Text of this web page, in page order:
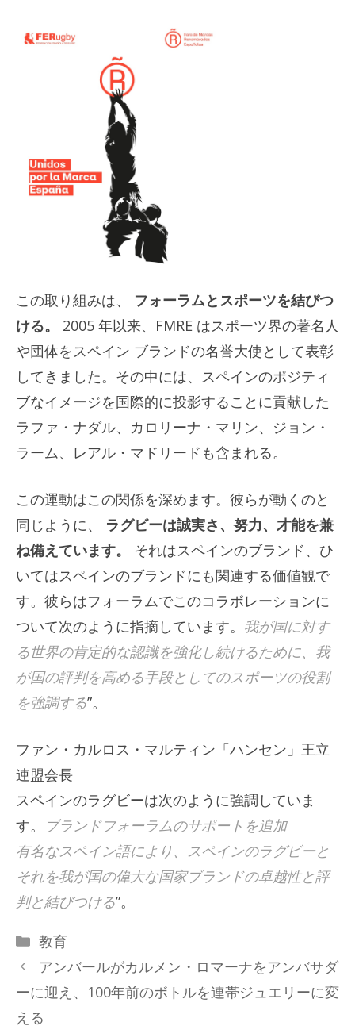
この取り組みは、 フォーラムとスポーツを結びつ
ける。
2005 年以来、FMRE はスポーツ界の著名人
や団体をスペイン ブランドの名誉大使として表彰
してきました。その中には、スペインのポジティ
ブなイメージを国際的に投影することに貢献した
ラファ・ナダル、カロリーナ・マリン、ジョン・
ラーム、レアル・マドリードも含まれる。
この運動はこの関係を深めます。彼らが動くのと
同じように、 ラグビーは誠実さ、努力、才能を兼
ね備えています。
それはスペインのブランド、ひ
いてはスペインのブランドにも関連する価値観で
す。彼らはフォーラムでこのコラボレーションに
ついて次のように指摘しています。 我が国に対す
る世界の肯定的な認識を強化し続けるために、我
が国の評判を高める手段としてのスポーツの役割
を強調する”。
ファン・カルロス・マルティン「ハンセン」王立
連盟会長
スペインのラグビーは次のように強調していま
す。
ブランドフォーラムのサポートを追加
有名なスペイン語により、スペインのラグビーと
それを我が国の偉大な国家ブランドの卓越性と評
判と結びつける”。
カ
テ
ゴ
リ
教育
アンバールがカルメン・ロマーナをアンバサダ
ーに迎え、100年前のボトルを連帯ジュエリーに変
える